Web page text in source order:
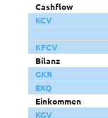
Cashflow
KCV
KFCV
Bilanz
GKR
EKQ
Einkommen
KGV